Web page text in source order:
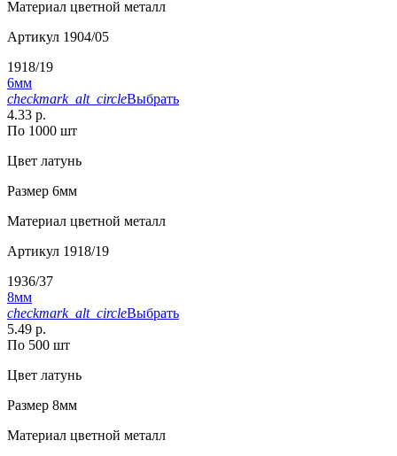
Материал цветной металл
Артикул 1904/05
1918/19
6мм
checkmark_alt_circleВыбрать
4.33 р.
По 1000 шт
Цвет латунь
Размер 6мм
Материал цветной металл
Артикул 1918/19
1936/37
8мм
checkmark_alt_circleВыбрать
5.49 р.
По 500 шт
Цвет латунь
Размер 8мм
Материал цветной металл